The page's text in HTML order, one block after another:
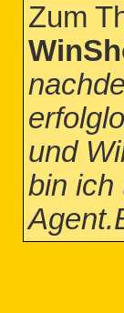
Zum
und
bin ich